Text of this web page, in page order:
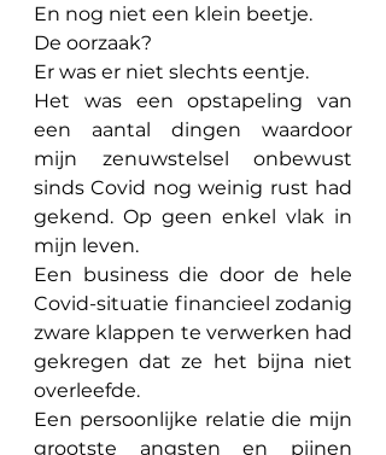
En nog niet een klein beetje.
De oorzaak?
Er was er niet slechts eentje.
Het was een opstapeling van
een aantal dingen waardoor
mijn zenuwstelsel onbewust
sinds Covid nog weinig rust had
gekend. Op geen enkel vlak in
mijn leven.
Een business die door de hele
Covid-situatie financieel zodanig
zware klappen te verwerken had
gekregen dat ze het bijna niet
overleefde.
Een persoonlijke relatie die mijn
grootste angsten en pijnen